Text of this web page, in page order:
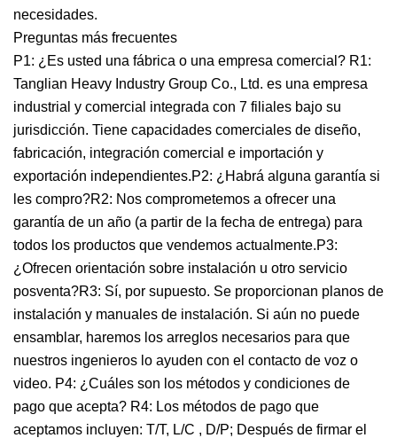
necesidades.
Preguntas más frecuentes
P1: ¿Es usted una fábrica o una empresa comercial? R1:
Tanglian Heavy Industry Group Co., Ltd. es una empresa
industrial y comercial integrada con 7 filiales bajo su
jurisdicción. Tiene capacidades comerciales de diseño,
fabricación, integración comercial e importación y
exportación independientes.P2: ¿Habrá alguna garantía si
les compro?R2: Nos comprometemos a ofrecer una
garantía de un año (a partir de la fecha de entrega) para
todos los productos que vendemos actualmente.P3:
¿Ofrecen orientación sobre instalación u otro servicio
posventa?R3: Sí, por supuesto. Se proporcionan planos de
instalación y manuales de instalación. Si aún no puede
ensamblar, haremos los arreglos necesarios para que
nuestros ingenieros lo ayuden con el contacto de voz o
video. P4: ¿Cuáles son los métodos y condiciones de
pago que acepta? R4: Los métodos de pago que
aceptamos incluyen: T/T, L/C , D/P; Después de firmar el